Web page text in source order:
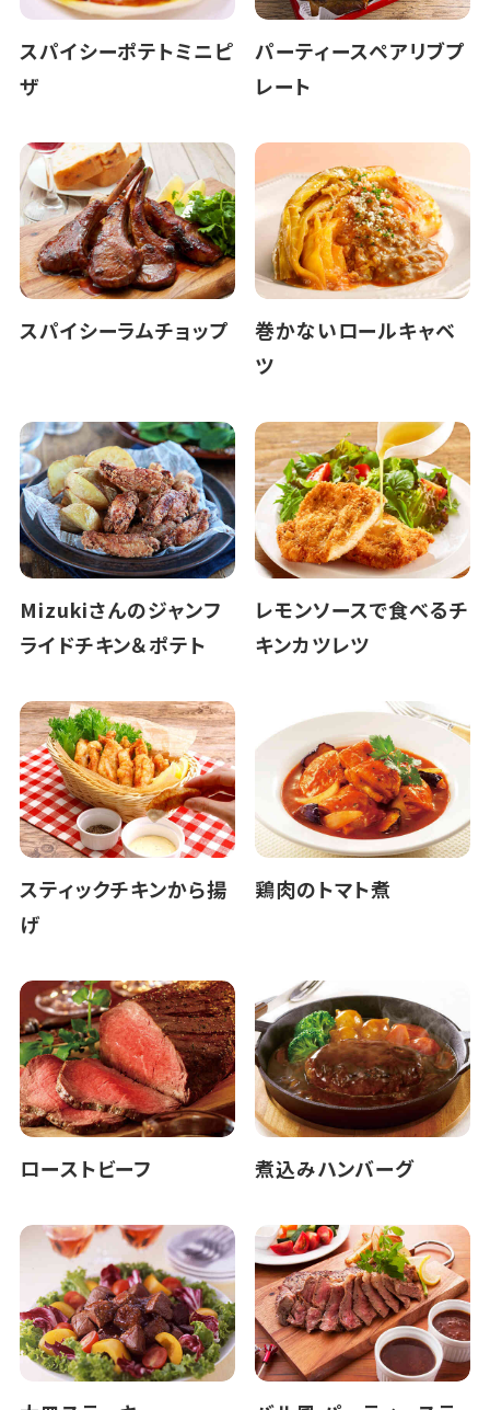
スパイシーポテトミニピ
ザ
パーティースペアリブプ
レート
スパイシーラムチョップ
巻かないロールキャベ
ツ
Mizukiさんのジャンフ
ライドチキン＆ポテト
レモンソースで食べるチ
キンカツレツ
スティックチキンから揚
げ
鶏肉のトマト煮
ローストビーフ 煮込みハンバーグ